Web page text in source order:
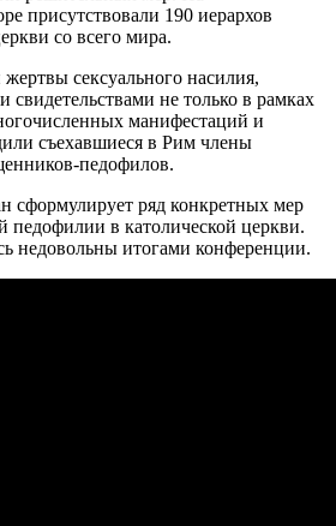
присутствовали 190 иерархов
со всего мира.
сексуального насилия,
не только в рамках
манифестаций и
съехавшиеся в Рим члены
педофилов.
сформулирует ряд конкретных мер
педофилии в католической церкви.
недовольны итогами конференции.